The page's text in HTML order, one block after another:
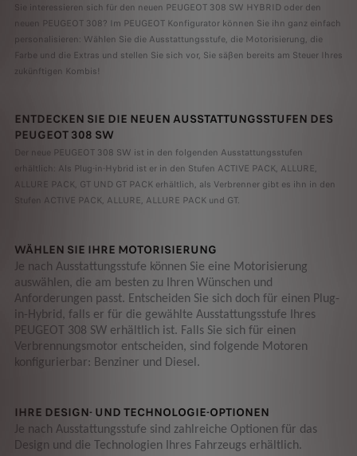
Sie interessieren sich für den neuen PEUGEOT 308 SW HYBRID oder den
neuen PEUGEOT 308? Im PEUGEOT Konfigurator können Sie ihn ganz einfach
personalisieren: Wählen Sie die Ausstattungsstufe, die Motorisierung, die
Farbe und die Extras und stellen Sie sich vor, Sie säßen bereits am Steuer Ihres
zukünftigen Kombis!
ENTDECKEN SIE DIE NEUEN AUSSTATTUNGSSTUFEN DES
PEUGEOT 308 SW
Der neue PEUGEOT 308 SW ist in den folgenden Ausstattungsstufen
erhältlich: Als Plug-in-Hybrid ist er in den Stufen ACTIVE PACK, ALLURE,
ALLURE PACK, GT UND GT PACK erhältlich, als Verbrenner gibt es ihn in den
Stufen ACTIVE PACK, ALLURE, ALLURE PACK und GT.
WÄHLEN SIE IHRE MOTORISIERUNG
Je nach Ausstattungsstufe können Sie eine Motorisierung
auswählen, die am besten zu Ihren Wünschen und
Anforderungen passt. Entscheiden Sie sich doch für einen Plug-
in-Hybrid, falls er für die gewählte Ausstattungsstufe Ihres
PEUGEOT 308 SW erhältlich ist. Falls Sie sich für einen
Verbrennungsmotor entscheiden, sind folgende Motoren
konfigurierbar: Benziner und Diesel.
IHRE DESIGN- UND TECHNOLOGIE-OPTIONEN
Je nach Ausstattungsstufe sind zahlreiche Optionen für das
Design und die Technologien Ihres Fahrzeugs erhältlich.